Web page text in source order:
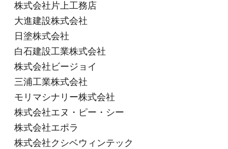
株式会社片上工務店
大進建設株式会社
日塗株式会社
白石建設工業株式会社
株式会社ビージョイ
三浦工業株式会社
モリマシナリー株式会社
株式会社エヌ・ピー・シー
株式会社エポラ
株式会社クシベウィンテック